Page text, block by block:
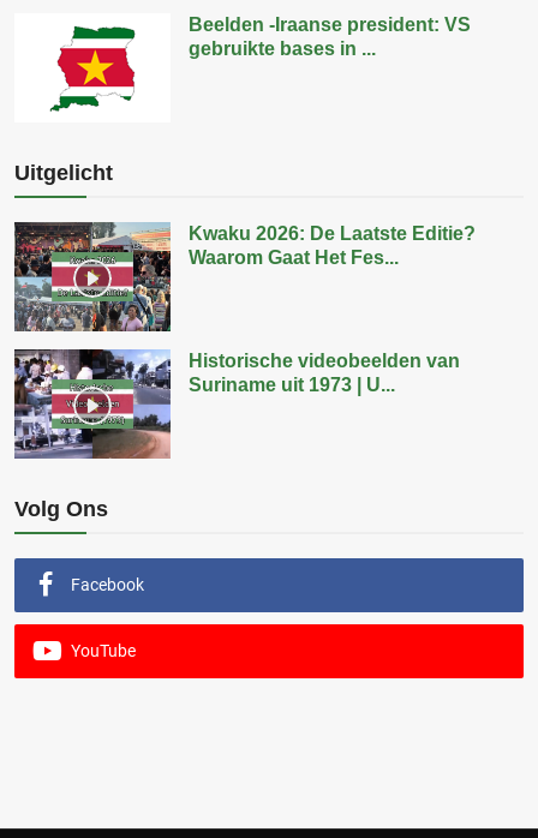
Beelden -Iraanse president: VS
gebruikte bases in ...
Uitgelicht
Kwaku 2026: De Laatste Editie?
Waarom Gaat Het Fes...
Historische videobeelden van
Suriname uit 1973 | U...
Volg Ons
Facebook
YouTube